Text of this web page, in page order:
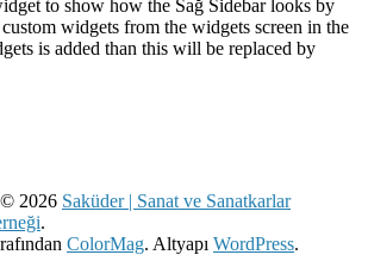
to show how the Sağ Sidebar looks by
widgets from the widgets screen in the
is added than this will be replaced by
© 2026 Saküder | Sanat ve Sanatkarlar
.
ColorMag. Altyapı WordPress.